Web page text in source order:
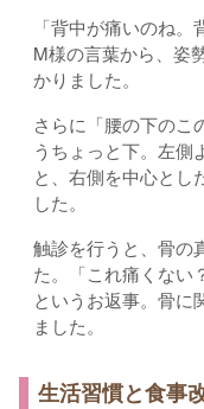
「背中が痛いのね
M様の言葉から、姿
かりました。
さらに「腰の下のこ
うちょっと下。左側
と、右側を中心とし
した。
触診を行うと、骨の
た。「これ痛くない
というお返事。骨に
ました。
生活習慣と食事